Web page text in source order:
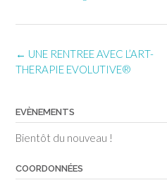
Post
navigation
← UNE RENTREE AVEC L’ART-
THERAPIE EVOLUTIVE®
EVÈNEMENTS
Bientôt du nouveau !
COORDONNÉES